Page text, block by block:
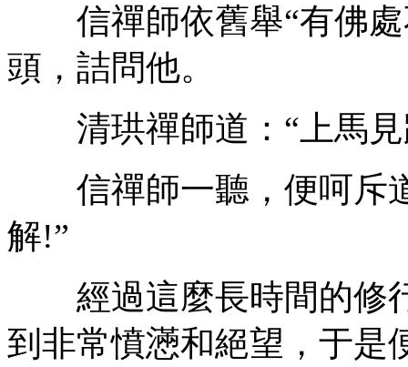
信禪師依舊舉“有佛處
頭，詰問他。
清珙禪師道：“上馬見
信禪師一聽，便呵斥
解!”
經過這麼長時間的修
到非常憤懣和絕望，于是